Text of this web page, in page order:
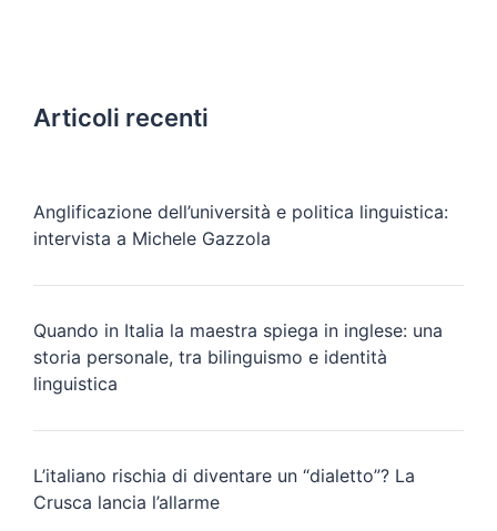
Articoli recenti
Anglificazione dell’università e politica linguistica:
intervista a Michele Gazzola
Quando in Italia la maestra spiega in inglese: una
storia personale, tra bilinguismo e identità
linguistica
L’italiano rischia di diventare un “dialetto”? La
Crusca lancia l’allarme